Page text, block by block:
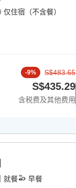
仅住宿（不含餐）
-9% S$483.65
S$435.29
含税费及其他费用
就餐 早餐